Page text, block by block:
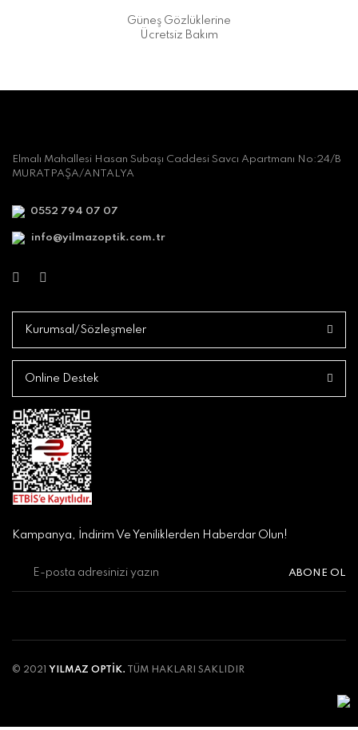
Güneş Gözlüklerine
Ücretsiz Bakım
Elmalı Mahallesi Hasan Subaşı Caddesi Savcı Apartmanı No:24/B
MURATPAŞA/ANTALYA
0552 794 07 07
info@yilmazoptik.com.tr
Kurumsal/Sözleşmeler
Online Destek
Kampanya, İndirim Ve Yeniliklerden Haberdar Olun!
ABONE OL
© 2021 YILMAZ OPTİK. TÜM HAKLARI SAKLIDIR